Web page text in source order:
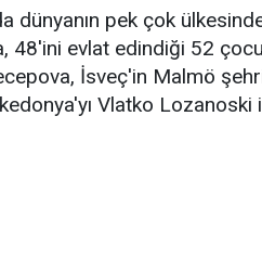
dünyanın pek çok
48'ini evlat edindiği 52
İsveç'in Malmö
Vlatko